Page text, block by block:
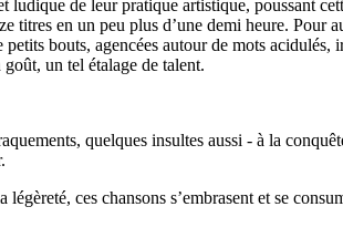
ludique de leur pratique artistique, poussant
en un peu plus d’une demi heure. Pour
bouts, agencées autour de mots acidulés,
un tel étalage de talent.
quelques insultes aussi - à la
ces chansons s’embrasent et se